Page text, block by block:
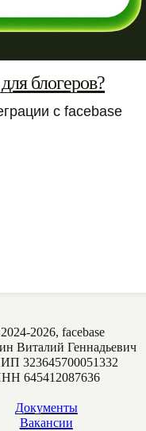
блогеров?
с facebase
2026, facebase
Виталий Геннадьевич
323645700051332
645412087636
Документы
Вакансии